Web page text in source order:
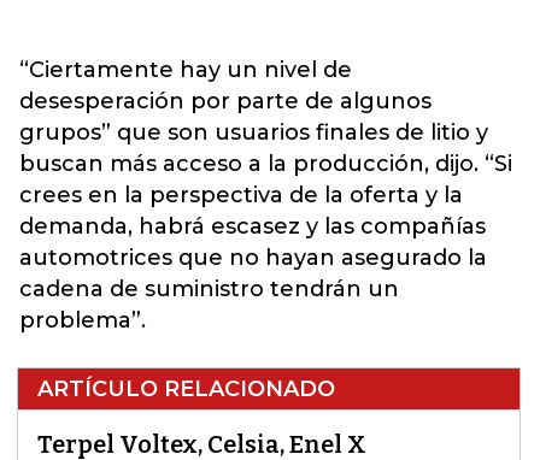
“Ciertamente hay un nivel de
desesperación por parte de algunos
grupos” que son usuarios finales de litio y
buscan más acceso a la producción, dijo. “Si
crees en la perspectiva de la oferta y la
demanda, habrá escasez y las compañías
automotrices que no hayan asegurado la
cadena de suministro tendrán un
problema”.
ARTÍCULO RELACIONADO
Terpel Voltex, Celsia, Enel X